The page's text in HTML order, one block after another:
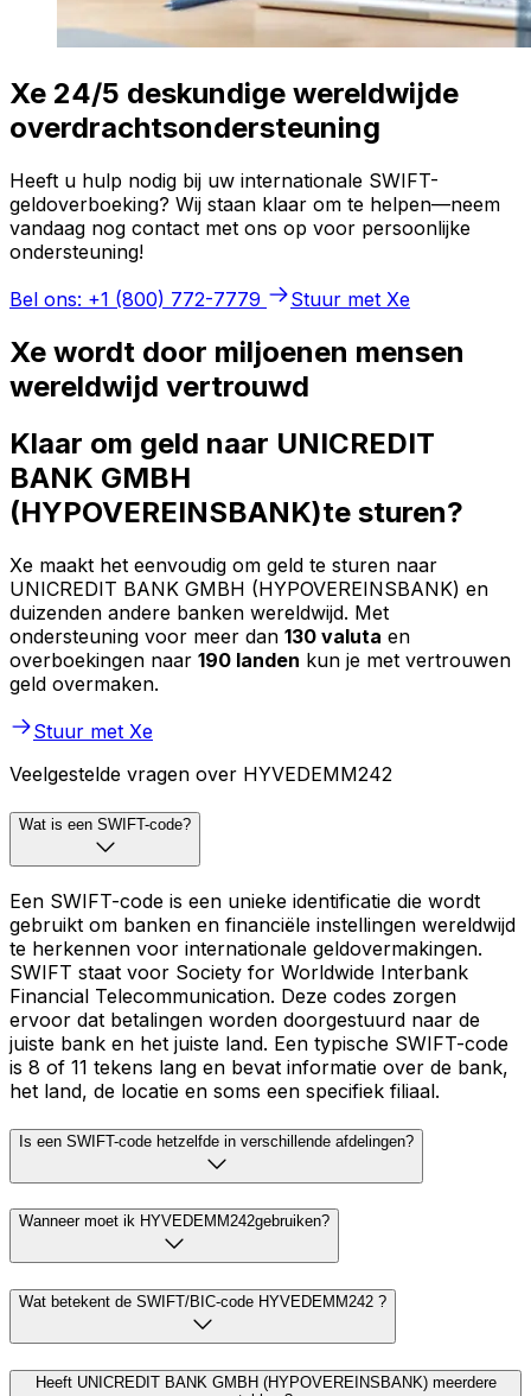
Xe 24/5 deskundige wereldwijde
overdrachtsondersteuning
Heeft u hulp nodig bij uw internationale SWIFT-
geldoverboeking? Wij staan klaar om te helpen—neem
vandaag nog contact met ons op voor persoonlijke
ondersteuning!
Bel ons: +1 (800) 772-7779
Stuur met Xe
Xe wordt door miljoenen mensen
wereldwijd vertrouwd
Klaar om geld naar UNICREDIT
BANK GMBH
(HYPOVEREINSBANK)te sturen?
Xe maakt het eenvoudig om geld te sturen naar
UNICREDIT BANK GMBH (HYPOVEREINSBANK) en
duizenden andere banken wereldwijd. Met
ondersteuning voor meer dan 130 valuta en
overboekingen naar 190 landen kun je met vertrouwen
geld overmaken.
Stuur met Xe
Veelgestelde vragen over HYVEDEMM242
Wat is een SWIFT-code?
Een SWIFT-code is een unieke identificatie die wordt
gebruikt om banken en financiële instellingen wereldwijd
te herkennen voor internationale geldovermakingen.
SWIFT staat voor Society for Worldwide Interbank
Financial Telecommunication. Deze codes zorgen
ervoor dat betalingen worden doorgestuurd naar de
juiste bank en het juiste land. Een typische SWIFT-code
is 8 of 11 tekens lang en bevat informatie over de bank,
het land, de locatie en soms een specifiek filiaal.
Is een SWIFT-code hetzelfde in verschillende afdelingen?
Wanneer moet ik HYVEDEMM242gebruiken?
Wat betekent de SWIFT/BIC-code HYVEDEMM242 ?
Heeft UNICREDIT BANK GMBH (HYPOVEREINSBANK) meerdere